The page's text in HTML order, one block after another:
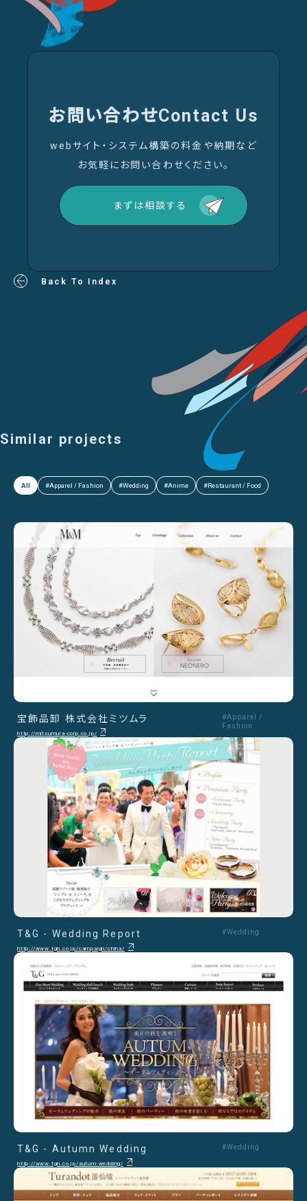
お問い合わせContact Us
webサイト・システム構築の料金や納期など
お気軽にお問い合わせください。
まずは相談する
Back To Index
Similar projects
All #Apparel / Fashion #Wedding #Anime #Restaurant / Food
宝飾品卸 株式会社ミツムラ
http://mitsumura-corp.co.jp/
#Apparel /
Fashion
T&G - Wedding Report
http://www.tgn.co.jp/campaign/china/
#Wedding
T&G - Autumn Wedding
http://www.tgn.co.jp/autum-wedding/
#Wedding